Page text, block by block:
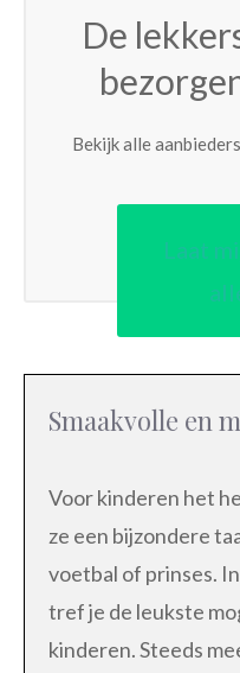
De
Bekijk alle
Laat
Smaakvolle en
Voor kinderen het
ze een bijzondere
voetbal of prinses.
tref je de leukste
kinderen. Steeds